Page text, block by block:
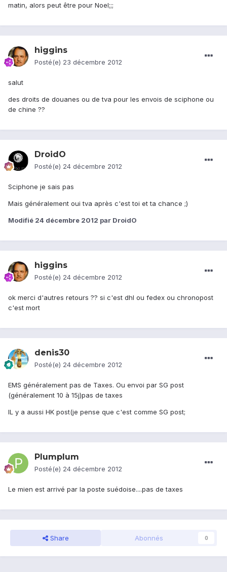
matin, alors peut être pour Noel;;;
higgins
Posté(e) 23 décembre 2012
salut
des droits de douanes ou de tva pour les envois de sciphone ou
de chine ??
DroidO
Posté(e) 24 décembre 2012
Sciphone je sais pas
Mais généralement oui tva après c'est toi et ta chance ;)
Modifié 24 décembre 2012 par DroidO
higgins
Posté(e) 24 décembre 2012
ok merci d'autres retours ?? si c'est dhl ou fedex ou chronopost
c'est mort
denis30
Posté(e) 24 décembre 2012
EMS généralement pas de Taxes. Ou envoi par SG post
(généralement 10 à 15j)pas de taxes
IL y a aussi HK post(je pense que c'est comme SG post;
Plumplum
Posté(e) 24 décembre 2012
Le mien est arrivé par la poste suédoise....pas de taxes
Share Abonnés 0